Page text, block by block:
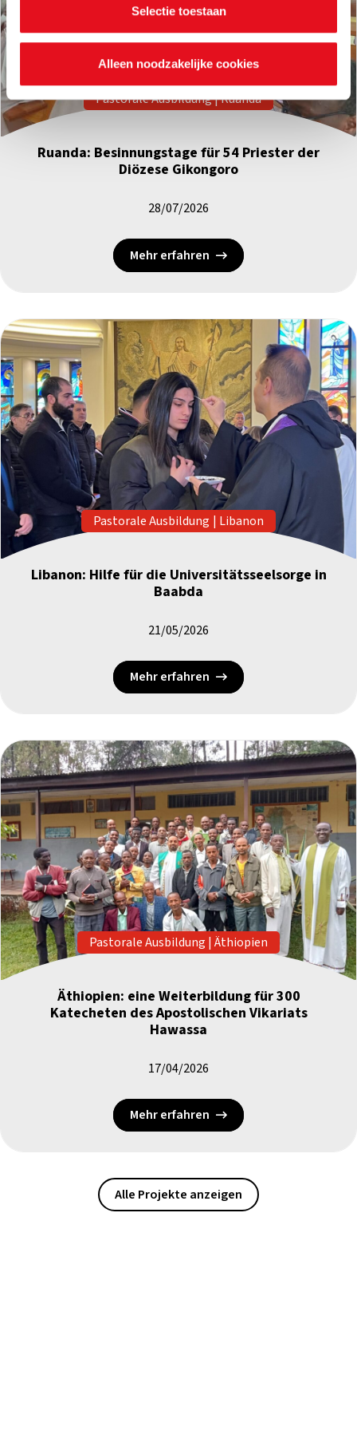
Selectie toestaan
Alleen noodzakelijke cookies
Pastorale Ausbildung|Ruanda
Ruanda: Besinnungstage für 54 Priester der
Diözese Gikongoro
28/07/2026
Mehr erfahren
Pastorale Ausbildung | Libanon
Libanon: Hilfe für die Universitätsseelsorge in
Baabda
21/05/2026
Mehr erfahren
Pastorale Ausbildung | Äthiopien
Äthiopien: eine Weiterbildung für 300
Katecheten des Apostolischen Vikariats
Hawassa
17/04/2026
Mehr erfahren
Alle Projekte anzeigen